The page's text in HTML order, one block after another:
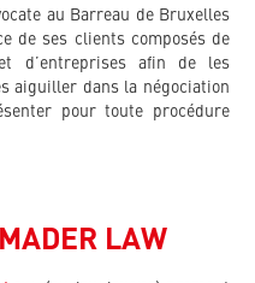
au Barreau de Bruxelles
de ses clients composés de
d’entreprises afin de les
aiguiller dans la négociation
pour toute procédure
LAW